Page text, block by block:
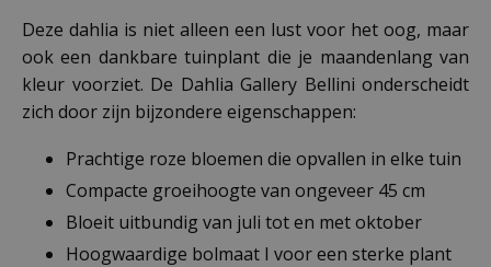
Deze dahlia is niet alleen een lust voor het oog, maar
ook een dankbare tuinplant die je maandenlang van
kleur voorziet. De Dahlia Gallery Bellini onderscheidt
zich door zijn bijzondere eigenschappen:
Prachtige roze bloemen die opvallen in elke tuin
Compacte groeihoogte van ongeveer 45 cm
Bloeit uitbundig van juli tot en met oktober
Hoogwaardige bolmaat I voor een sterke plant